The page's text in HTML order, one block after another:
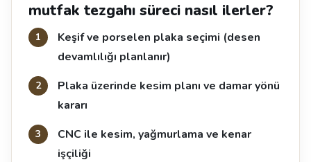
mutfak tezgahı süreci nasıl ilerler?
Keşif ve porselen plaka seçimi (desen
devamlılığı planlanır)
Plaka üzerinde kesim planı ve damar yönü
kararı
CNC ile kesim, yağmurlama ve kenar
işçiliği